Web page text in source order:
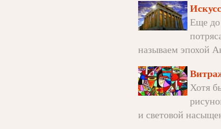
Еще
называем эпохой
Хотя
и световой